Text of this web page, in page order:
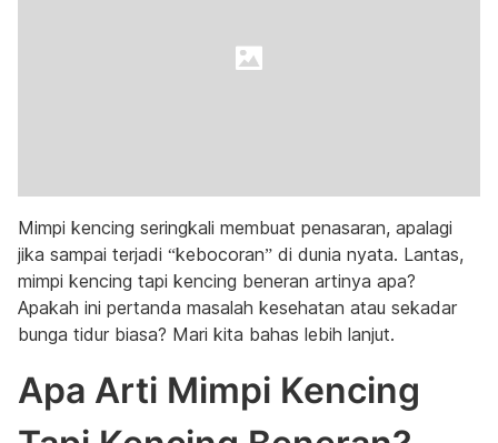
Mimpi kencing seringkali membuat penasaran, apalagi
jika sampai terjadi “kebocoran” di dunia nyata. Lantas,
mimpi kencing tapi kencing beneran artinya apa?
Apakah ini pertanda masalah kesehatan atau sekadar
bunga tidur biasa? Mari kita bahas lebih lanjut.
Apa Arti Mimpi Kencing